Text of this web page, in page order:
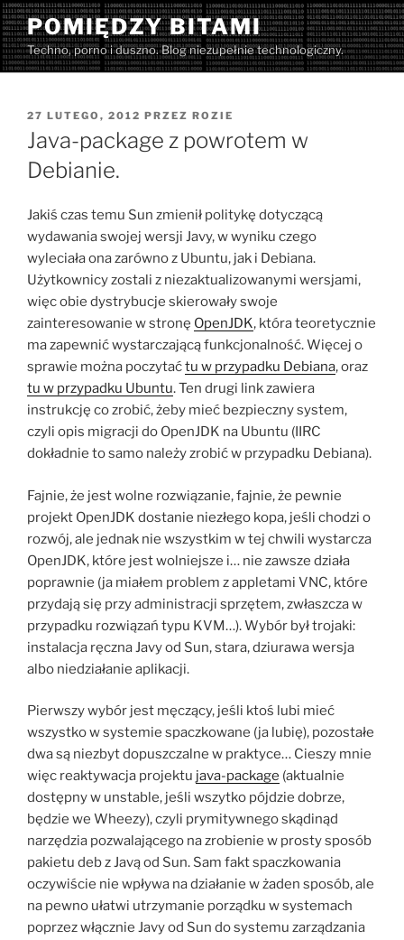
Przejdź
do
treści
POMIĘDZY BITAMI
Techno, porno i duszno. Blog niezupełnie technologiczny.
OPUBLIKOWANE
W
27 LUTEGO, 2012 PRZEZ ROZIE
Java-package z powrotem w
Debianie.
Jakiś czas temu Sun zmienił politykę dotyczącą
wydawania swojej wersji Javy, w wyniku czego
wyleciała ona zarówno z Ubuntu, jak i Debiana.
Użytkownicy zostali z niezaktualizowanymi wersjami,
więc obie dystrybucje skierowały swoje
zainteresowanie w stronę OpenJDK, która teoretycznie
ma zapewnić wystarczającą funkcjonalność. Więcej o
sprawie można poczytaćtu w przypadku Debiana, oraz
tu w przypadku Ubuntu. Ten drugi link zawiera
instrukcję co zrobić, żeby mieć bezpieczny system,
czyli opis migracji do OpenJDK na Ubuntu (IIRC
dokładnie to samo należy zrobić w przypadku Debiana).
Fajnie, że jest wolne rozwiązanie, fajnie, że pewnie
projekt OpenJDK dostanie niezłego kopa, jeśli chodzi o
rozwój, ale jednak nie wszystkim w tej chwili wystarcza
OpenJDK, które jest wolniejsze i… nie zawsze działa
poprawnie (ja miałem problem z appletami VNC, które
przydają się przy administracji sprzętem, zwłaszcza w
przypadku rozwiązań typu KVM…). Wybór był trojaki:
instalacja ręczna Javy od Sun, stara, dziurawa wersja
albo niedziałanie aplikacji.
Pierwszy wybór jest męczący, jeśli ktoś lubi mieć
wszystko w systemie spaczkowane (ja lubię), pozostałe
dwa są niezbyt dopuszczalne w praktyce… Cieszy mnie
więc reaktywacja projektu java-package (aktualnie
dostępny w unstable, jeśli wszytko pójdzie dobrze,
będzie we Wheezy), czyli prymitywnego skądinąd
narzędzia pozwalającego na zrobienie w prosty sposób
pakietu deb z Javą od Sun. Sam fakt spaczkowania
oczywiście nie wpływa na działanie w żaden sposób, ale
na pewno ułatwi utrzymanie porządku w systemach
poprzez włącznie Javy od Sun do systemu zarządzania